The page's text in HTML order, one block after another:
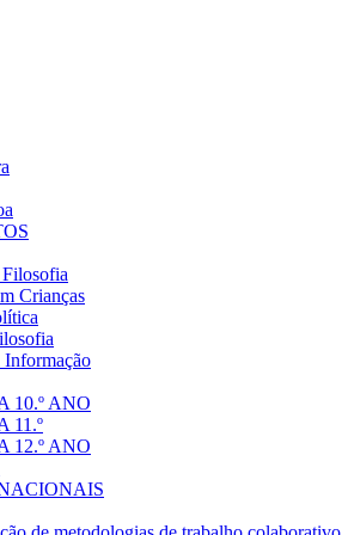
Crianças
10.º ANO
11.º
12.º ANO